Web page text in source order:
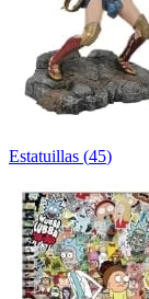
Estatuillas (45)